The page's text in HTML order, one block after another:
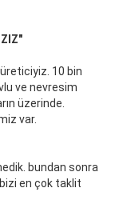
10 bin
ve nevresim
üzerinde.
var.
bundan sonra
en çok taklit